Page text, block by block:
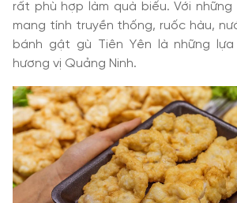
rất phù hợp làm quà biếu. Với
mang tính truyền thống, ruốc hàu,
bánh gật gù Tiên Yên là những
hương vị Quảng Ninh.